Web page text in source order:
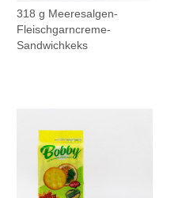
318 g Meeresalgen-
Fleischgarncreme-
Sandwichkeks